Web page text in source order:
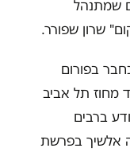
שמתנהל
שרון שפורר.
בפורום
מחוז תל אביב
ברבים
אלשיך בפרשת